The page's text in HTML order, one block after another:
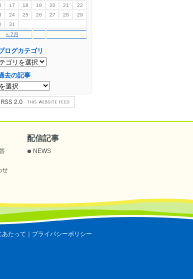
« 7月
17 18 19 20 21
22
24 25 26 27 28
29
31
ログカテゴリ
去の記事
せ
配信記事
NEWS
あたって プライバシーポリシー